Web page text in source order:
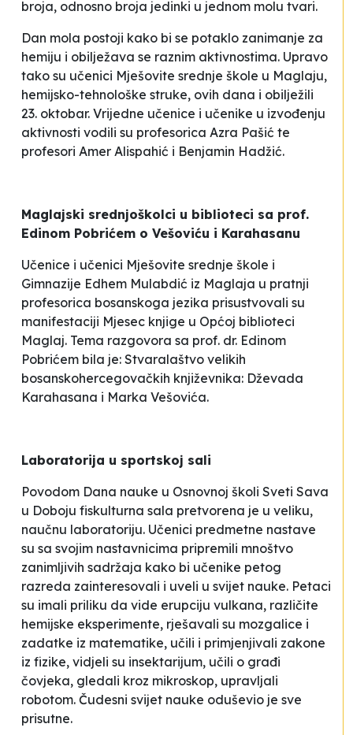
broja, odnosno broja jedinki u jednom molu tvari.
Dan mola postoji kako bi se potaklo zanimanje za
hemiju i obilježava se raznim aktivnostima. Upravo
tako su učenici Mješovite srednje škole u Maglaju,
hemijsko-tehnološke struke, ovih dana i obilježili
23. oktobar. Vrijedne učenice i učenike u izvođenju
aktivnosti vodili su profesorica Azra Pašić te
profesori Amer Alispahić i Benjamin Hadžić.
Maglajski srednjoškolci u biblioteci sa prof.
Edinom Pobrićem o Vešoviću i Karahasanu
Učenice i učenici Mješovite srednje škole i
Gimnazije Edhem Mulabdić iz Maglaja u pratnji
profesorica bosanskoga jezika prisustvovali su
manifestaciji Mjesec knjige u Općoj biblioteci
Maglaj. Tema razgovora sa prof. dr. Edinom
Pobrićem bila je: Stvaralaštvo velikih
bosanskohercegovačkih književnika: Dževada
Karahasana i Marka Vešovića.
Laboratorija u sportskoj sali
Povodom Dana nauke u Osnovnoj školi Sveti Sava
u Doboju fiskulturna sala pretvorena je u veliku,
naučnu laboratoriju. Učenici predmetne nastave
su sa svojim nastavnicima pripremili mnoštvo
zanimljivih sadržaja kako bi učenike petog
razreda zainteresovali i uveli u svijet nauke. Petaci
su imali priliku da vide erupciju vulkana, različite
hemijske eksperimente, rješavali su mozgalice i
zadatke iz matematike, učili i primjenjivali zakone
iz fizike, vidjeli su insektarijum, učili o građi
čovjeka, gledali kroz mikroskop, upravljali
robotom. Čudesni svijet nauke oduševio je sve
prisutne.